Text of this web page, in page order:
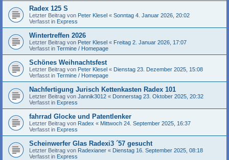
Radex 125 S
Letzter Beitrag von Peter Klesel « Sonntag 4. Januar 2026, 20:02
Verfasst in Express
Wintertreffen 2026
Letzter Beitrag von Peter Klesel « Freitag 2. Januar 2026, 17:07
Verfasst in Termine / Homepage
Schönes Weihnachtsfest
Letzter Beitrag von Peter Klesel « Dienstag 23. Dezember 2025, 15:08
Verfasst in Termine / Homepage
Nachfertigung Jurisch Kettenkasten Radex 101
Letzter Beitrag von Jannik3012 « Donnerstag 23. Oktober 2025, 20:32
Verfasst in Express
fahrrad Glocke und Patentlenker
Letzter Beitrag von Radex « Mittwoch 24. September 2025, 16:37
Verfasst in Express
Scheinwerfer Glas Radexi3 ´57 gesucht
Letzter Beitrag von Radexianer « Dienstag 16. September 2025, 08:18
Verfasst in Express